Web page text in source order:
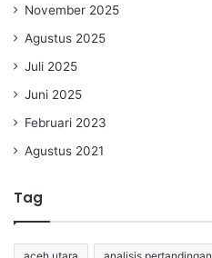
November 2025
Agustus 2025
Juli 2025
Juni 2025
Februari 2023
Agustus 2021
Tag